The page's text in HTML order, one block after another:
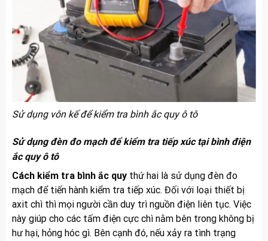
Sử dụng vôn kế để kiểm tra bình ắc quy ô tô
Sử dụng đèn đo mạch để kiểm tra tiếp xúc tại bình điện
ắc quy ô tô
Cách kiểm tra bình ắc quythứ hai là sử dụng đèn đo
mạch để tiến hành kiểm tra tiếp xúc. Đối với loại thiết bị
axit chì thì mọi người cần duy trì nguồn điện liên tục. Việc
này giúp cho các tấm điện cực chì nằm bên trong không bị
hư hại, hỏng hóc gì. Bên cạnh đó, nếu xảy ra tình trạng